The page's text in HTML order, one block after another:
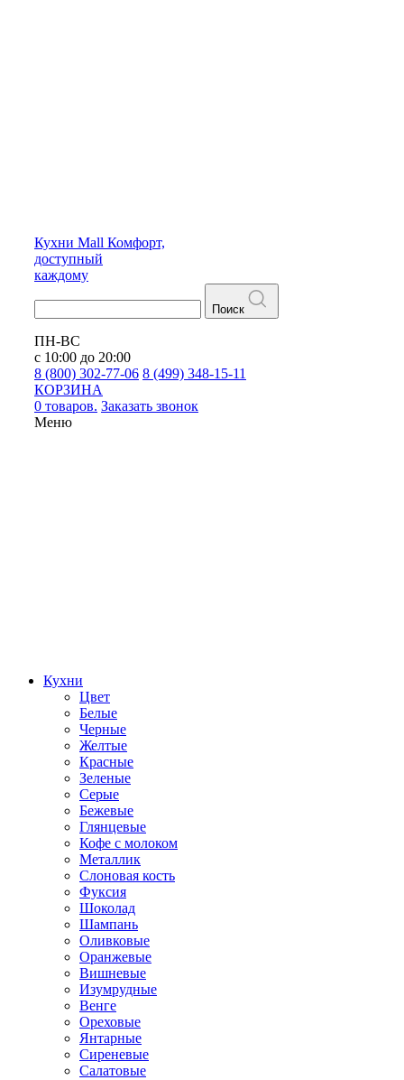
Кухни Mall Комфорт,
доступный
каждому
Поиск
ПН-ВС
с 10:00 до 20:00
8 (800) 302-77-06 8 (499) 348-15-11
КОРЗИНА
0 товаров. Заказать звонок
Меню
Кухни
Цвет
Белые
Черные
Желтые
Красные
Зеленые
Серые
Бежевые
Глянцевые
Кофе с молоком
Металлик
Слоновая кость
Фуксия
Шоколад
Шампань
Оливковые
Оранжевые
Вишневые
Изумрудные
Венге
Ореховые
Янтарные
Сиреневые
Салатовые